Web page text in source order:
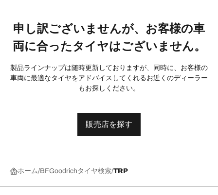
申し訳ございませんが、お客様の車
両に合ったタイヤはございません。
製品ラインナップは随時更新しておりますが、同時に、お客様の
車両に最適なタイヤをアドバイスしてくれるお近くのディーラー
もお探しください。
販売店を探す
ホーム BFGoodrichタイヤ検索 TRP